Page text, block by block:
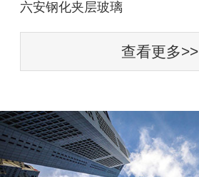
六安钢化夹层玻璃
查看更多>>